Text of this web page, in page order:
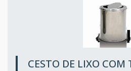
CESTO DE LIXO COM